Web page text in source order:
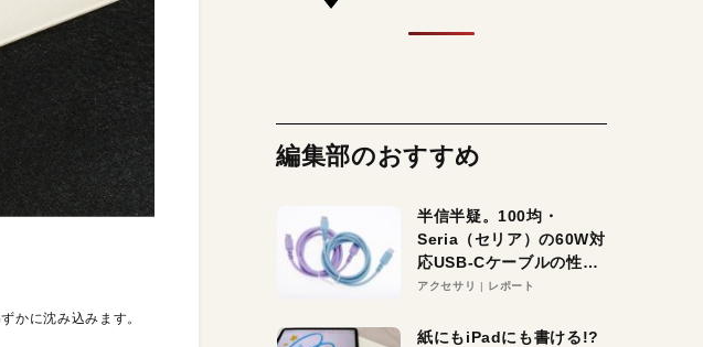
かに沈み込みます。
編集部のおすすめ
半信半疑。100均・
Seria（セリア）の60W対
応USB-Cケーブルの性能
を検証。超コスパの1本を
アクセサリ レポート
紙にもiPadにも書ける!?